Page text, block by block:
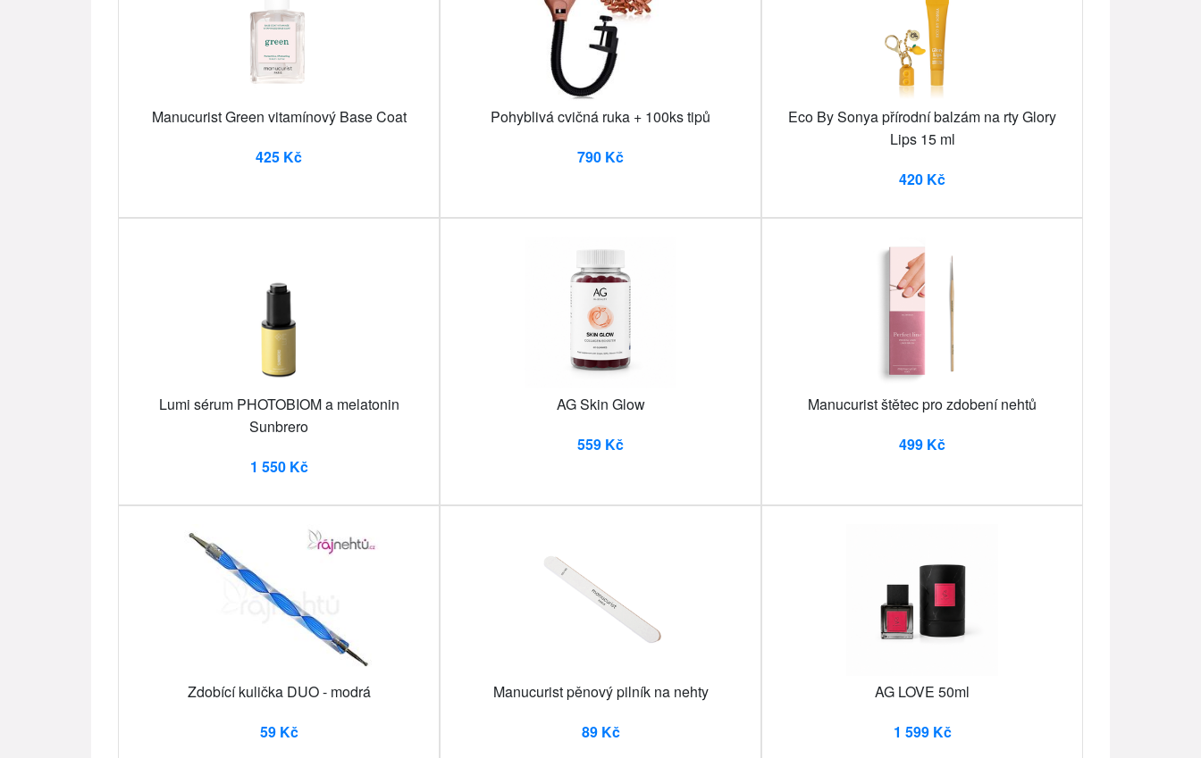
Manucurist Green vitamínový Base Coat
425 Kč
Pohyblivá cvičná ruka + 100ks tipů
790 Kč
Eco By Sonya přírodní balzám na rty Glory
Lips 15 ml
420 Kč
Lumi sérum PHOTOBIOM a melatonin
Sunbrero
1 550 Kč
AG Skin Glow
559 Kč
Manucurist štětec pro zdobení nehtů
499 Kč
Zdobící kulička DUO - modrá
59 Kč
Manucurist pěnový pilník na nehty
89 Kč
AG LOVE 50ml
1 599 Kč